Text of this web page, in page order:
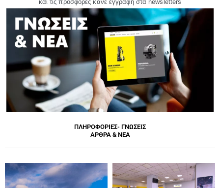
και τις προσφορές κάνε εγγραφή στα newsletters
ΠΛΗΡΟΦΟΡΙΕΣ- ΓΝΩΣΕΙΣ
ΑΡΘΡΑ & ΝΕΑ